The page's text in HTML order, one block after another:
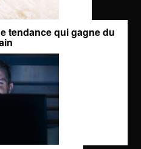
tendance qui gagne du